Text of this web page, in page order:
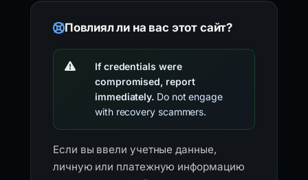
Повлиял ли на вас этот сайт?
If credentials were
compromised, report
immediately. Do not engage
with recovery scammers.
Если вы ввели учетные данные,
личную или платежную информацию